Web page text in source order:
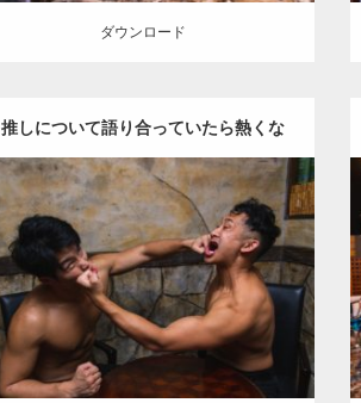
ダウンロード
推しについて語り合っていたら熱くな
り過ぎたマッチョ
Update:
2021.07.8
Category:バーのマッチョ 外資系筋肉
肩 殴られマッチョ
ダウンロード